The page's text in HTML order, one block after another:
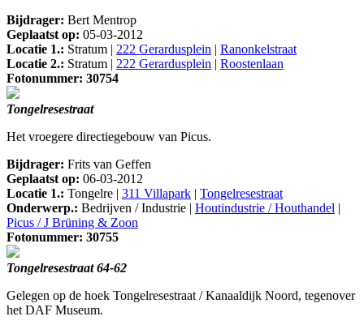
Bijdrager: Bert Mentrop
Geplaatst op: 05-03-2012
Locatie 1.: Stratum | 222 Gerardusplein | Ranonkelstraat
Locatie 2.: Stratum | 222 Gerardusplein | Roostenlaan
Fotonummer: 30754
Tongelresestraat
Het vroegere directiegebouw van Picus.
Bijdrager: Frits van Geffen
Geplaatst op: 06-03-2012
Locatie 1.: Tongelre | 311 Villapark | Tongelresestraat
Onderwerp.: Bedrijven / Industrie | Houtindustrie / Houthandel |
Picus / J Brüning & Zoon
Fotonummer: 30755
Tongelresestraat 64-62
Gelegen op de hoek Tongelresestraat / Kanaaldijk Noord, tegenover
het DAF Museum.